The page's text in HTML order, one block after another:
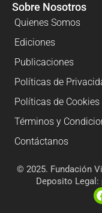
Sobre Nosotros
Quienes Somos
Ediciones
Publicaciones
Políticas de
Políticas de Cookies
Términos y
Contáctanos
© 2025. Fundación
Deposito Legal: